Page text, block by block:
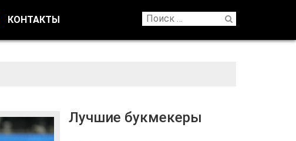
КОНТАКТЫ
Лучшие букмекеры